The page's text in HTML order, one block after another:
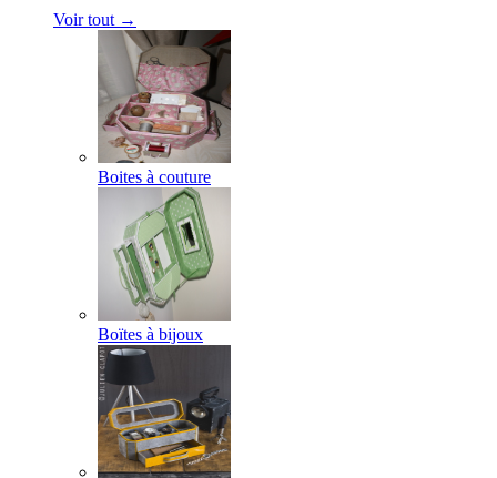
Voir tout →
Boites à couture
Boïtes à bijoux